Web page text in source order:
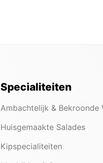
Specialiteiten
Ambachtelijk & Bekroonde
Huisgemaakte Salades
Kipspecialiteiten